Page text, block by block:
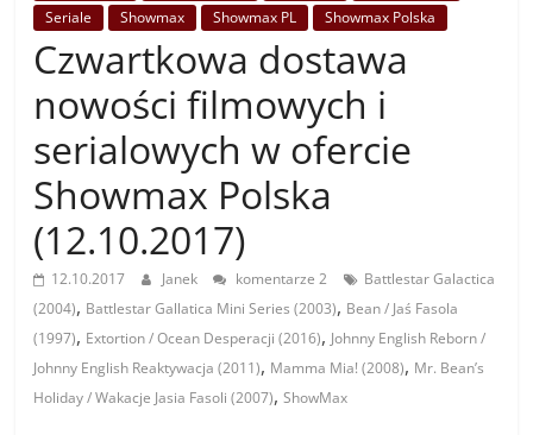
Seriale
Showmax Showmax PL Showmax Polska
Czwartkowa dostawa
nowości filmowych i
serialowych w ofercie
Showmax Polska
(12.10.2017)
12.10.2017 Janek komentarze 2
Battlestar Galactica
(2004), Battlestar Gallatica Mini Series (2003), Bean / Jaś Fasola
(1997), Extortion / Ocean Desperacji (2016), Johnny English Reborn /
Johnny English Reaktywacja (2011), Mamma Mia! (2008), Mr. Bean’s
Holiday / Wakacje Jasia Fasoli (2007),ShowMax